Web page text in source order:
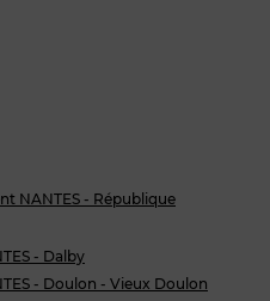
NANTES - République
- Dalby
- Doulon - Vieux Doulon